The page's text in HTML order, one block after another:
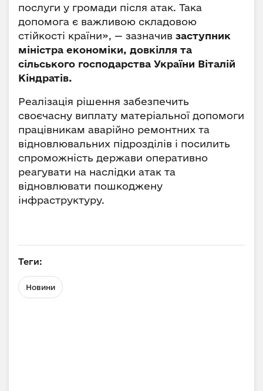
послуги у громади після атак. Така
допомога є важливою складовою
стійкості країни», — зазначив заступник
міністра економіки, довкілля та
сільського господарства України Віталій
Кіндратів.
Реалізація рішення забезпечить
своєчасну виплату матеріальної допомоги
працівникам аварійно ремонтних та
відновлювальних підрозділів і посилить
спроможність держави оперативно
реагувати на наслідки атак та
відновлювати пошкоджену
інфраструктуру.
Теги:
Новини